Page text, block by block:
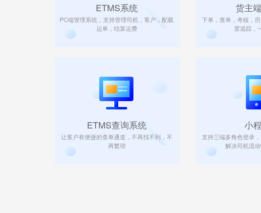
ETMS系统
PC端管理系统，支持管理司机，客户，配载
运单，结算运费
货主
下单，查单，考核，
置追踪，
ETMS查询系统
让客户有便捷的查单通道，不再找不到，不
再繁琐
小
支持三端多角色登录
解决司机流